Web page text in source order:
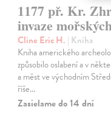
1177 př. Kr.
invaze
Cline Eric H. | Kniha
Kniha amerického
způsobilo oslabení a v
a měst ve východním
říše…
Zasielame do 14 dní